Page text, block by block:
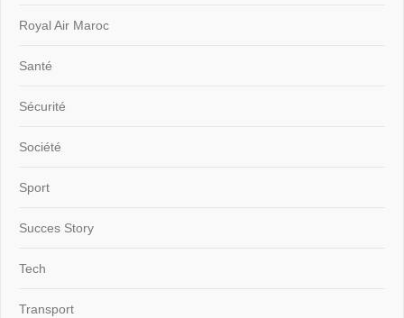
Royal Air Maroc
Santé
Sécurité
Société
Sport
Succes Story
Tech
Transport